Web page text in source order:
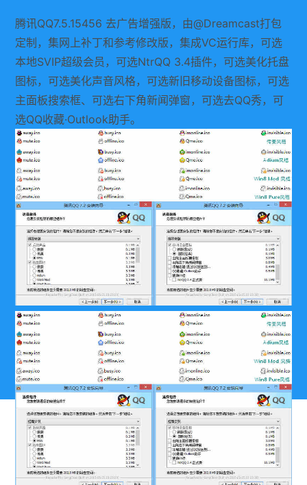
腾讯QQ7.5.15456 去广告增强版，由@Dreamcast打包
定制，集网上补丁和参考修改版，集成VC运行库，可选
本地SVIP超级会员，可选NtrQQ 3.4插件，可选美化托盘
图标，可选美化声音风格，可选新旧移动设备图标，可选
主面板搜索框、可选右下角新闻弹窗，可选去QQ秀，可
选QQ收藏·Outlook助手。